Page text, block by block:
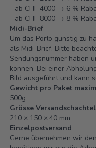
- ab CHF 4000 → 6 %
- ab CHF 8000 → 8 %
Midi-Brief
Um das Porto günstig zu
als Midi-Brief. Bitte
Sendungsnummer haben
können. Bei einer
Bild ausgeführt und kann
Gewicht pro Paket
500g
Grösse Versandschachtel
210 × 150 × 40 mm
Einzelpostversand
Gerne übernehmen wir